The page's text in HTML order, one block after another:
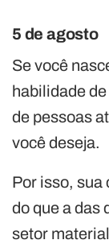
5 de agosto
Se você
habilidade
de pessoas
você deseja.
Por isso, sua
do que a das
setor